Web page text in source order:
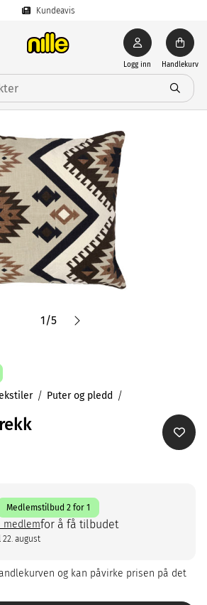
Kundeavis
Logg inn Handlekurv
1/5
Puter og pledd
Medlemstilbud 2 for 1
medlemfor å få tilbudet
august
og kan påvirke prisen på det